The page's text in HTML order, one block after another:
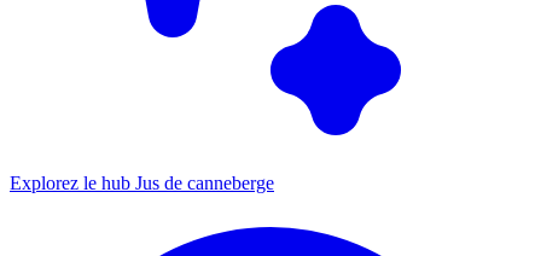
Explorez le hub Jus de canneberge